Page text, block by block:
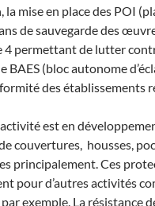
la mise en place des POI
de sauvegarde des
4 permettant de lutter
BAES (bloc autonome
des établissements
est en
couvertures, housses,
principalement. Ces
pour d’autres activités
exemple. La résistance